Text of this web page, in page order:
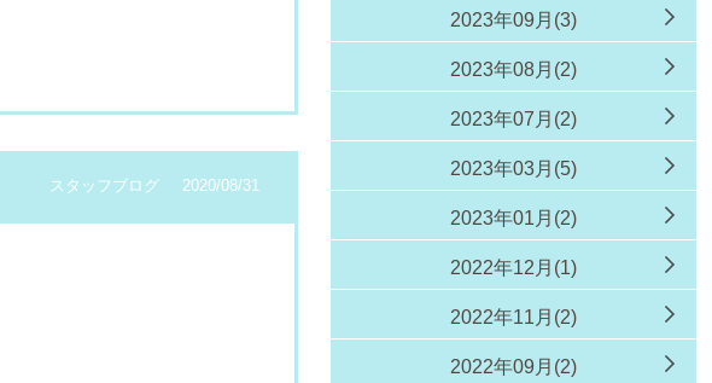
2020/08/31
スタッフブログ
2023年09月(3)
2023年08月(2)
2023年07月(2)
2023年03月(5)
2023年01月(2)
2022年12月(1)
2022年11月(2)
2022年09月(2)